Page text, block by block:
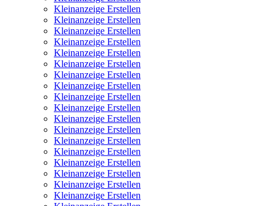
Kleinanzeige Erstellen
Kleinanzeige Erstellen
Kleinanzeige Erstellen
Kleinanzeige Erstellen
Kleinanzeige Erstellen
Kleinanzeige Erstellen
Kleinanzeige Erstellen
Kleinanzeige Erstellen
Kleinanzeige Erstellen
Kleinanzeige Erstellen
Kleinanzeige Erstellen
Kleinanzeige Erstellen
Kleinanzeige Erstellen
Kleinanzeige Erstellen
Kleinanzeige Erstellen
Kleinanzeige Erstellen
Kleinanzeige Erstellen
Kleinanzeige Erstellen